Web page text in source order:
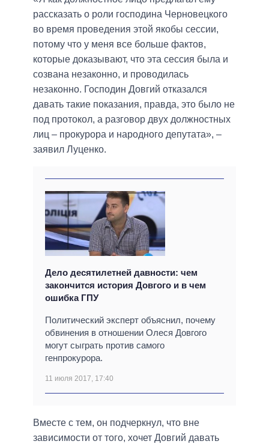
рассказать о роли господина Черновецкого
во время проведения этой якобы сессии,
потому что у меня все больше фактов,
которые доказывают, что эта сессия была и
созвана незаконно, и проводилась
незаконно. Господин Довгий отказался
давать такие показания, правда, это было не
под протокол, а разговор двух должностных
лиц – прокурора и народного депутата», –
заявил Луценко.
Дело десятилетней давности: чем
закончится история Довгого и в чем
ошибка ГПУ
Политический эксперт объяснил, почему
обвинения в отношении Олеся Довгого
могут сыграть против самого
генпрокурора.
11 июля 2017, 17:40
Вместе с тем, он подчеркнул, что вне
зависимости от того, хочет Довгий давать